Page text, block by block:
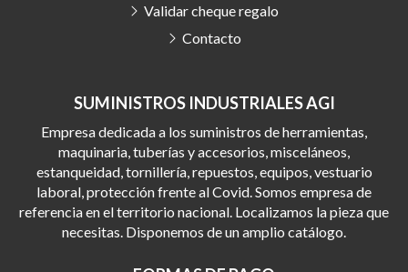
SUMINISTROS INDUSTRIALES AGI
Empresa dedicada a los suministros de herramientas,
maquinaria, tuberías y accesorios, misceláneos,
estanqueidad, tornillería, repuestos, equipos, vestuario
laboral, protección frente al Covid. Somos empresa de
referencia en el territorio nacional. Localizamos la pieza que
necesitas. Disponemos de un amplio catálogo.
Validar cheque regalo
Contacto